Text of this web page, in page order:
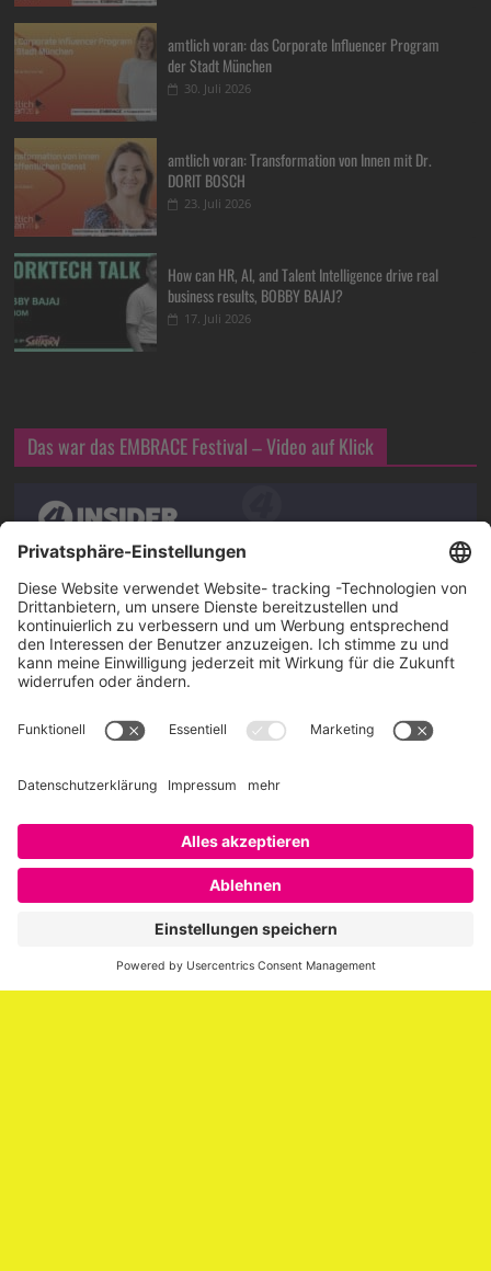
amtlich voran: das Corporate Influencer Program
der Stadt München
30. Juli 2026
amtlich voran: Transformation von Innen mit Dr.
DORIT BOSCH
23. Juli 2026
How can HR, AI, and Talent Intelligence drive real
business results, BOBBY BAJAJ?
17. Juli 2026
Das war das EMBRACE Festival – Video auf Klick
Über SAATKORN
SAATKORN ist der Blog von Gero Hesse. Seit 2009 schreibt
er über die Themen Employer Branding,